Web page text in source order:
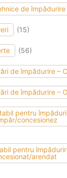
de
(15)
(56)
de împădurire –
de împădurire –
pentru
concesionez
pentru
arendat